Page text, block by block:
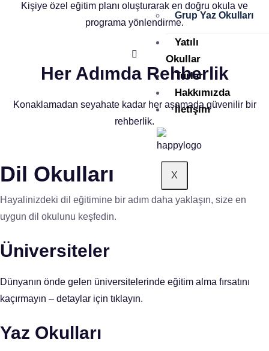
Grup Yaz Okulları
Yatılı
Okullar
Turlar
Hakkımızda
İletişim
X
Kişiye özel eğitim planı oluşturarak en doğru okula ve
programa yönlendirme.
Her Adımda Rehberlik
Konaklamadan seyahate kadar her aşamada güvenilir bir
rehberlik.
Dil Okulları
Hayalinizdeki dil eğitimine bir adım daha yaklaşın, size en
uygun dil okulunu keşfedin.
Üniversiteler
Dünyanın önde gelen üniversitelerinde eğitim alma fırsatını
kaçırmayın – detaylar için tıklayın.
Yaz Okulları